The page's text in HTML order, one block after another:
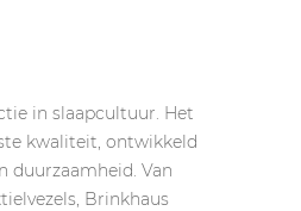
in slaapcultuur. Het
kwaliteit, ontwikkeld
duurzaamheid. Van
Brinkhaus